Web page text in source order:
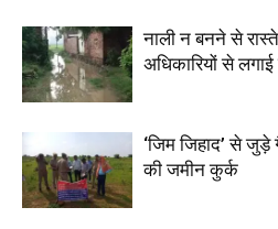
नाली न बनने से
अधिकारियों से लगाई
‘जिम जिहाद’ से
की जमीन कुर्क